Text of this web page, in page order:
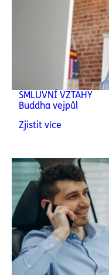
SMLUVNÍ VZTAHY
Buddha vejpůl
Zjistit více